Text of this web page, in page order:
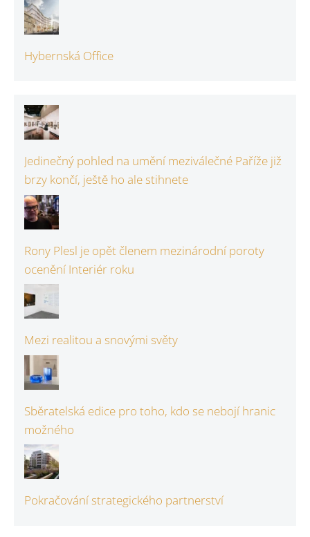
Hybernská Office
Jedinečný pohled na umění meziválečné Paříže již
brzy končí, ještě ho ale stihnete
Rony Plesl je opět členem mezinárodní poroty
ocenění Interiér roku
Mezi realitou a snovými světy
Sběratelská edice pro toho, kdo se nebojí hranic
možného
Pokračování strategického partnerství